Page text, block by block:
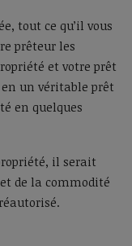
tout ce qu’il vous
prêteur les
et votre prêt
un véritable prêt
en quelques
il serait
de la commodité